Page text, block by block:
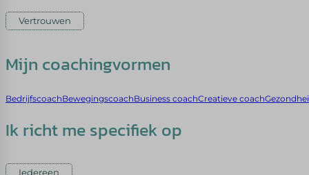
Vertrouwen
Mijn coachingvormen
BedrijfscoachBewegingscoachBusiness coachCreatieve coach
Ik richt me specifiek op
Iedereen